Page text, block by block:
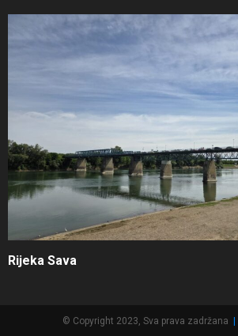
Rijeka Sava
© Copyright 2023, Sva prava zadržana |